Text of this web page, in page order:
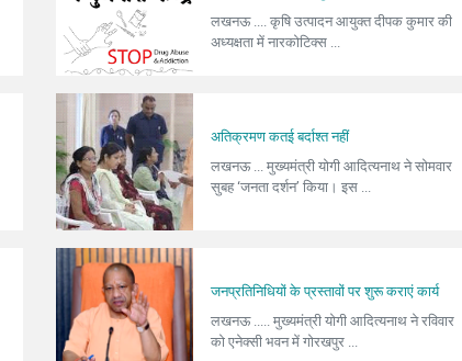
लखनऊ .... कृषि उत्पादन आयुक्त दीपक कुमार की
अध्यक्षता में नारकोटिक्स ...
अतिक्रमण कतई बर्दाश्त नहीं
लखनऊ ... मुख्यमंत्री योगी आदित्यनाथ ने सोमवार
सुबह ‘जनता दर्शन’ किया। इस ...
जनप्रतिनिधियों के प्रस्तावों पर शुरू कराएं कार्य
लखनऊ ..... मुख्यमंत्री योगी आदित्यनाथ ने रविवार
को एनेक्सी भवन में गोरखपुर ...